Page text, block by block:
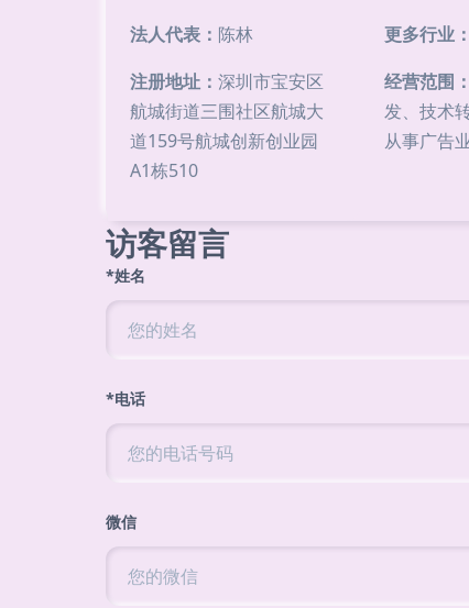
法人代表： 陈林
注册地址： 深圳市宝安区
航城街道三围社区航城大
道159号航城创新创业园
A1栋510
更多行业：
经营范围：
发、技术
从事广告
访客留言
*姓名
*电话
微信